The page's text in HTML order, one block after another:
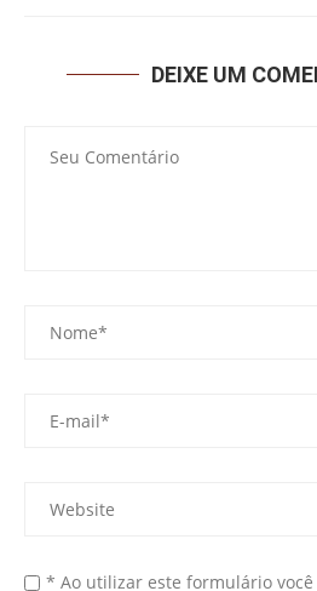
DEIXE UM
* Ao utilizar este formulário você